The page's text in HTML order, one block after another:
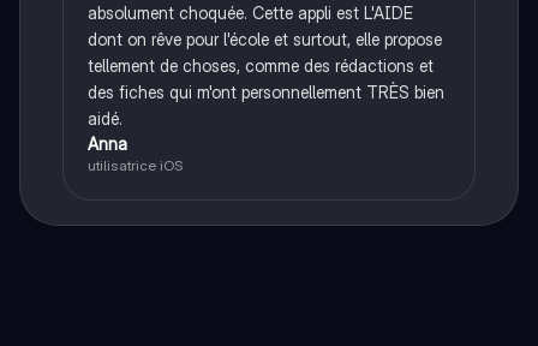
absolument choquée. Cette appli est L'AIDE
dont on rêve pour l'école et surtout, elle propose
tellement de choses, comme des rédactions et
des fiches qui m'ont personnellement TRÈS bien
aidé.
Anna
utilisatrice iOS